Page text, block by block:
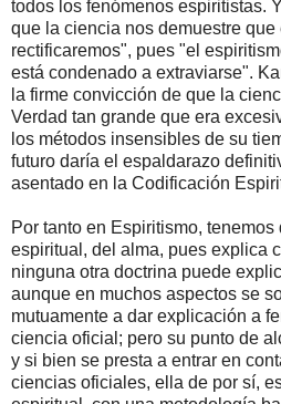
todos los fenómenos espiritistas.
que la ciencia nos demuestre que
rectificaremos", pues "el
está condenado a extraviarse".
la firme convicción de que la
Verdad tan grande que era
los métodos insensibles de su
futuro daría el espaldarazo
asentado en la Codificación
Por tanto en Espiritismo,
espiritual, del alma, pues explica
ninguna otra doctrina puede
aunque en muchos aspectos se
mutuamente a dar explicación a
ciencia oficial; pero su punto de
y si bien se presta a entrar en
ciencias oficiales, ella de por sí,